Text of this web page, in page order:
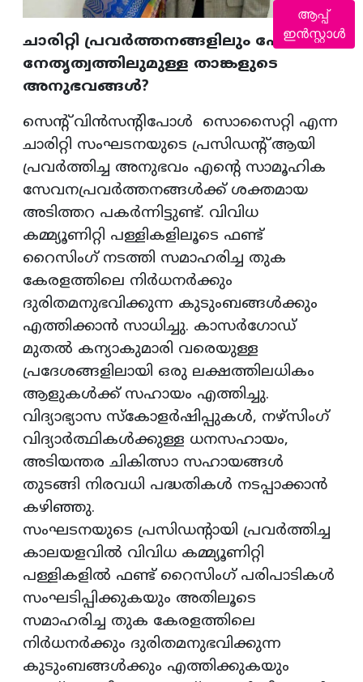
ചാരിറ്റി പ്രവർത്തനങ്ങളിലും ഫോമാ
നേതൃത്വത്തിലുമുള്ള താങ്കളുടെ
അനുഭവങ്ങൾ?
സെന്റ് വിൻസന്റിപോൾ സൊസൈറ്റി എന്ന
ചാരിറ്റി സംഘടനയുടെ പ്രസിഡന്റ് ആയി
പ്രവർത്തിച്ച അനുഭവം എന്റെ സാമൂഹിക
സേവനപ്രവർത്തനങ്ങൾക്ക് ശക്തമായ
അടിത്തറ പകർന്നിട്ടുണ്ട്. വിവിധ
കമ്മ്യൂണിറ്റി പള്ളികളിലൂടെ ഫണ്ട്
റൈസിംഗ് നടത്തി സമാഹരിച്ച തുക
കേരളത്തിലെ നിർധനർക്കും
ദുരിതമനുഭവിക്കുന്ന കുടുംബങ്ങൾക്കും
എത്തിക്കാൻ സാധിച്ചു. കാസർഗോഡ്
മുതൽ കന്യാകുമാരി വരെയുള്ള
പ്രദേശങ്ങളിലായി ഒരു ലക്ഷത്തിലധികം
ആളുകൾക്ക് സഹായം എത്തിച്ചു.
വിദ്യാഭ്യാസ സ്കോളർഷിപ്പുകൾ, നഴ്സിംഗ്
വിദ്യാർത്ഥികൾക്കുള്ള ധനസഹായം,
അടിയന്തര ചികിത്സാ സഹായങ്ങൾ
തുടങ്ങി നിരവധി പദ്ധതികൾ നടപ്പാക്കാൻ
കഴിഞ്ഞു.
സംഘടനയുടെ പ്രസിഡന്റായി പ്രവർത്തിച്ച
കാലയളവിൽ വിവിധ കമ്മ്യൂണിറ്റി
പള്ളികളിൽ ഫണ്ട് റൈസിംഗ് പരിപാടികൾ
സംഘടിപ്പിക്കുകയും അതിലൂടെ
സമാഹരിച്ച തുക കേരളത്തിലെ
നിർധനർക്കും ദുരിതമനുഭവിക്കുന്ന
കുടുംബങ്ങൾക്കും എത്തിക്കുകയും
ആപ്പ്
ഇൻസ്റ്റാൾ